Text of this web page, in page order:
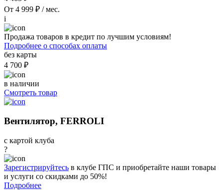
От 4 999 ₽ / мес.
i
Продажа товаров в кредит по лучшим условиям!
Подробнее о способах оплаты
без карты
4 700 ₽
в наличии
Смотреть товар
Вентилятор, FERROLI
с картой клуба
?
Зарегистрируйтесь в клубе ГПС и приобретайте наши товары
и услуги со скидками до 50%!
Подробнее